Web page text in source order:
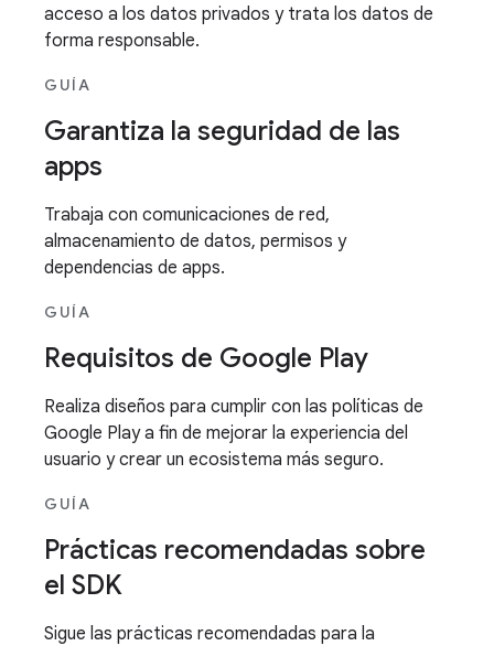
acceso a los datos privados y trata los datos de
forma responsable.
GUÍA
Garantiza la seguridad de las
apps
Trabaja con comunicaciones de red,
almacenamiento de datos, permisos y
dependencias de apps.
GUÍA
Requisitos de Google Play
Realiza diseños para cumplir con las políticas de
Google Play a fin de mejorar la experiencia del
usuario y crear un ecosistema más seguro.
GUÍA
Prácticas recomendadas sobre
el SDK
Sigue las prácticas recomendadas para la